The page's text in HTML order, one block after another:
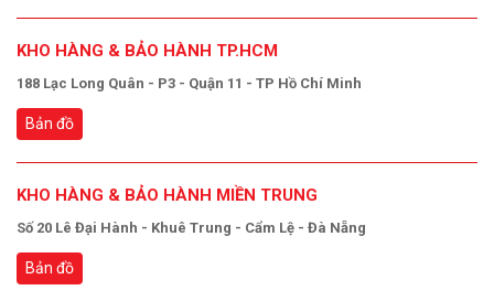
KHO HÀNG & BẢO HÀNH TP.HCM
188 Lạc Long Quân - P3 - Quận 11 - TP Hồ Chí Minh
Bản đồ
KHO HÀNG & BẢO HÀNH MIỀN TRUNG
Số 20 Lê Đại Hành - Khuê Trung - Cẩm Lệ - Đà Nẵng
Bản đồ